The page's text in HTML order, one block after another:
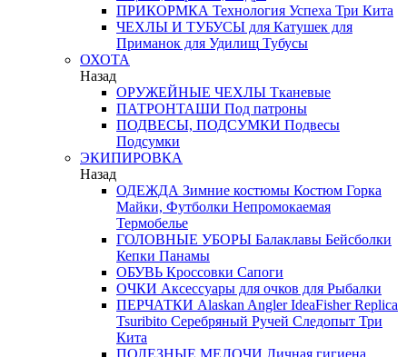
ПРИКОРМКА Технология Успеха Три Кита
ЧЕХЛЫ И ТУБУСЫ для Катушек для
Приманок для Удилищ Тубусы
ОХОТА
Назад
ОРУЖЕЙНЫЕ ЧЕХЛЫ Тканевые
ПАТРОНТАШИ Под патроны
ПОДВЕСЫ, ПОДСУМКИ Подвесы
Подсумки
ЭКИПИРОВКА
Назад
ОДЕЖДА Зимние костюмы Костюм Горка
Майки, Футболки Непромокаемая
Термобелье
ГОЛОВНЫЕ УБОРЫ Балаклавы Бейсболки
Кепки Панамы
ОБУВЬ Кроссовки Сапоги
ОЧКИ Аксессуары для очков для Рыбалки
ПЕРЧАТКИ Alaskan AnglerIdeaFisherReplica
Tsuribito Серебряный Ручей Следопыт Три
Кита
ПОЛЕЗНЫЕ МЕЛОЧИ Личная гигиена